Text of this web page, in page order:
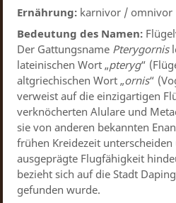
Ernährung: karnivor / omnivor
Bedeutung des Namen:
Der Gattungsname Pterygornis
lateinischen Wort „pteryg“
altgriechischen Wort „ornis“
verweist auf die einzigartigen
verknöcherten Alulare und
sie von anderen bekannten
frühen Kreidezeit
ausgeprägte Flugfähigkeit
bezieht sich auf die Stadt
gefunden wurde.